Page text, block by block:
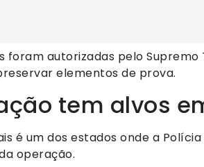
foram autorizadas pelo
elementos de prova.
tem alvos
é um dos estados onde a
operação.